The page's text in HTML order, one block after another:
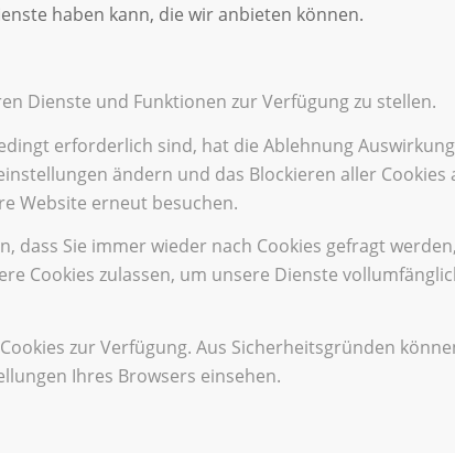
haben kann, die wir anbieten können.
Dienste und Funktionen zur Verfügung zu stellen.
erforderlich sind, hat die Ablehnung
ändern und das Blockieren aller Cookies
Website erneut besuchen.
Sie immer wieder nach Cookies gefragt
Cookies zulassen, um unsere Dienste
zur Verfügung. Aus Sicherheitsgründen
Ihres Browsers einsehen.